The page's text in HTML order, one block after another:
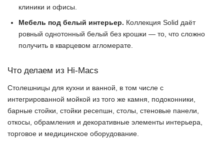
клиники и офисы.
Мебель под белый интерьер. Коллекция Solid даёт
ровный однотонный белый без крошки — то, что сложно
получить в кварцевом агломерате.
Что делаем из Hi-Macs
Столешницы для кухни и ванной, в том числе с
интегрированной мойкой из того же камня, подоконники,
барные стойки, стойки ресепшн, столы, стеновые панели,
откосы, обрамления и декоративные элементы интерьера,
торговое и медицинское оборудование.